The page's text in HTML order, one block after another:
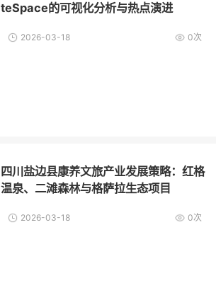
teSpace的可视化分析与热点演进
0次
2026-03-18
四川盐边县康养文旅产业发展策略：红格
温泉、二滩森林与格萨拉生态项目
0次
2026-03-18